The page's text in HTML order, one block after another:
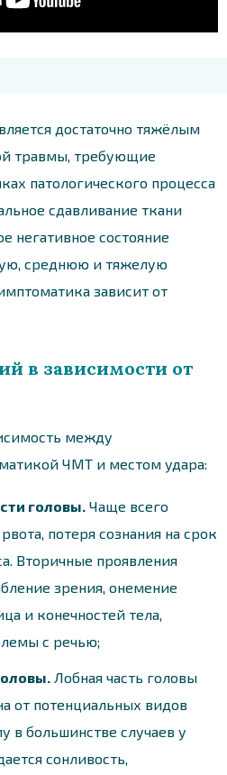
достаточно тяжёлым
травмы, требующие
патологического процесса
сдавливание ткани
негативное состояние
среднюю и тяжелую
зависит от
в зависимости от
между
ЧМТ и местом удара:
головы. Чаще всего
потеря сознания на срок
Вторичные проявления
зрения, онемение
и конечностей тела,
с речью;
Лобная часть головы
от потенциальных видов
в большинстве случаев у
сонливость,